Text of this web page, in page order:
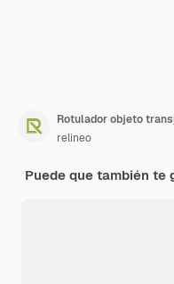
Rotulador objeto
relineo
Puede que también te